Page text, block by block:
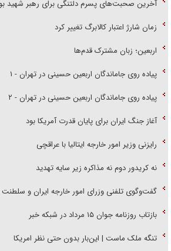
آخرین صحبت‌های پسرم دلتنگی برای رهبر شهید
زمان شارژ اعتبار کالابرگ تغییر کرد
اربعین؛ زبان مشترک قدم‌ها
پیاده روی جاماندگان اربعین حسینی در تهران - ۱
پیاده روی جاماندگان اربعین حسینی در تهران - ۲
آغاز جنگ ایران برای پایان قدرت آمریکا بود
رایزنی وزیر امور خارجه ایتالیا با عراقچی
نه کریدور دوم نه مذاکره زیر سایه تهدید
گفت‌وگوی تلفنی وزرای امور خارجه ایران و
بازتاب روزنامه جوان ۱۵ مرداد در شبکه خبر
تنگه ملک ماست | این‌بار بدون حتی نظر امریکا